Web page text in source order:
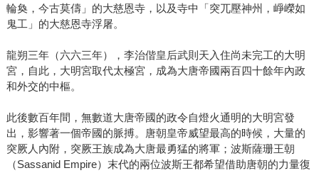
輪奐，今古莫儔」的大慈恩寺，以及寺中「突兀壓神州，崢嶸如
鬼工」的大慈恩寺浮屠。
龍朔三年（六六三年），李治偕皇后武則天入住尚未完工的大明
宮，自此，大明宮取代太極宮，成為大唐帝國兩百四十餘年內政
和外交的中樞。
此後數百年間，無數道大唐帝國的政令自燈火通明的大明宮發
出，影響著一個帝國的脈搏。唐朝皇帝威望最高的時候，大量的
突厥人內附，突厥王族成為大唐最勇猛的將軍；波斯薩珊王朝
（Sassanid Empire）末代的兩位波斯王都希望借助唐朝的力量復